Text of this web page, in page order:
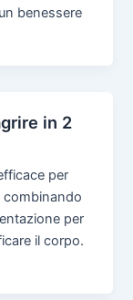
benessere
in 2
per
combinando
per
il corpo.